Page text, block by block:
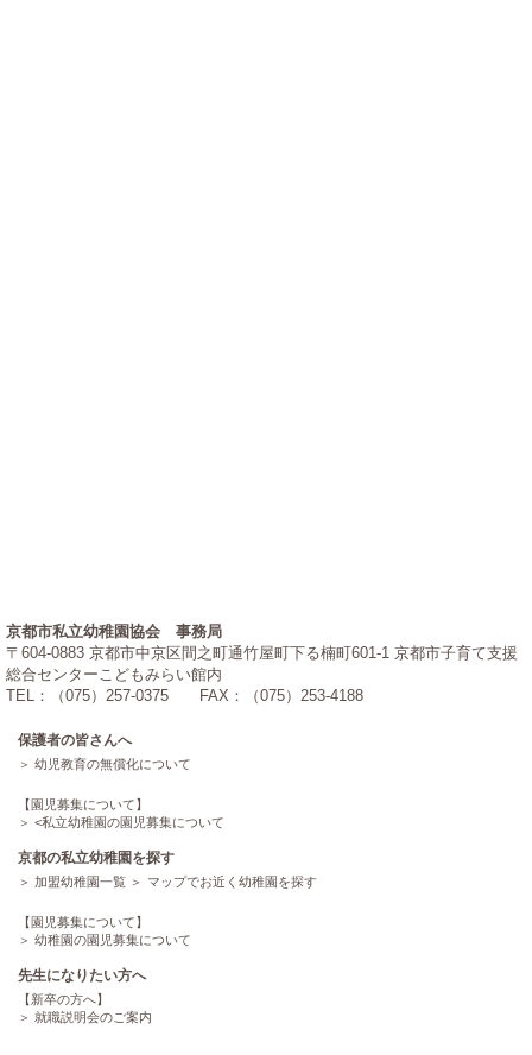
京都市私立幼稚園協会 事務局
〒604-0883 京都市中京区間之町通竹屋町下る楠町601-1 京都市子育て支援
総合センターこどもみらい館内
TEL：（075）257-0375 FAX：（075）253-4188
保護者の皆さんへ
幼児教育の無償化について
【園児募集について】
<私立幼稚園の園児募集について
京都の私立幼稚園を探す
加盟幼稚園一覧 マップでお近く幼稚園を探す
【園児募集について】
幼稚園の園児募集について
先生になりたい方へ
【新卒の方へ】
就職説明会のご案内